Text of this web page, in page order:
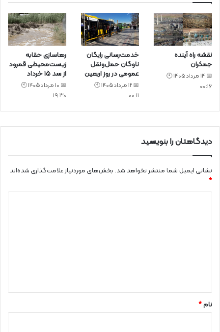
نقشه راه آینده
جمکران
📅 14 مرداد 1405 🕙
00:16
خدمت‌رسانی رایگان
ناوگان حمل‌ونقل
عمومی در روز اربعین
📅 12 مرداد 1405 🕙
00:11
رهاسازی حقابه
زیست‌محیطی قمرود
از سد ۱۵ خرداد
📅 10 مرداد 1405 🕙
19:30
دیدگاهتان را بنویسید
نشانی ایمیل شما منتشر نخواهد شد. بخش‌های موردنیاز علامت‌گذاری شده‌اند
*
نام*